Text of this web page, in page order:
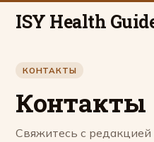
ISY Health
КОНТАКТЫ
Контакты
Свяжитесь с редакцией